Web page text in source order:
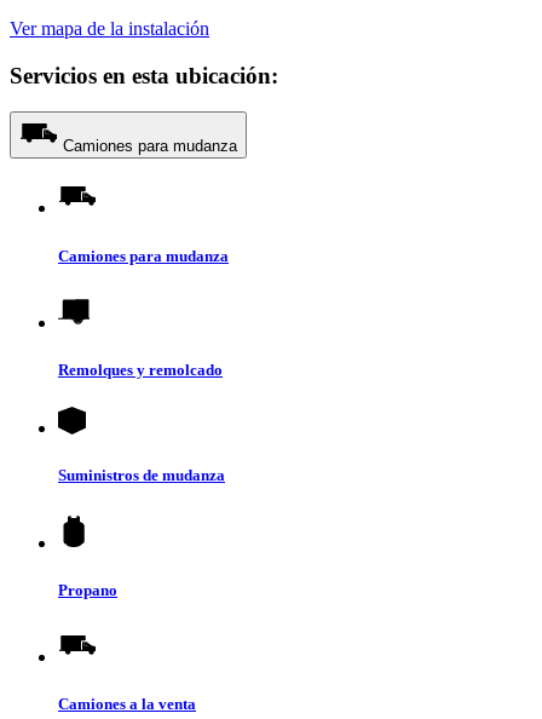
Ver mapa de la instalación
Servicios en esta ubicación:
Camiones para mudanza
Camiones para mudanza
Remolques y remolcado
Suministros de mudanza
Propano
Camiones a la venta